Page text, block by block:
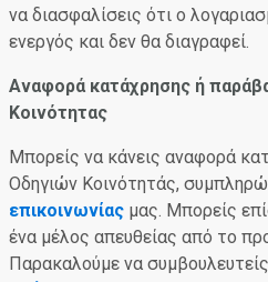
να διασφαλίσεις ότι ο
ενεργός και δεν θα διαγραφεί.
Αναφορά κατάχρησης ή
Κοινότητας
Μπορείς να κάνεις αναφορά
Οδηγιών Κοινότητάς,
επικοινωνίας μας. Μπορείς
ένα μέλος απευθείας από το
Παρακαλούμε να